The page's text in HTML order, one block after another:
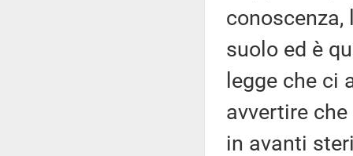
conoscenza,
suolo ed è
legge che ci
avvertire
in avanti